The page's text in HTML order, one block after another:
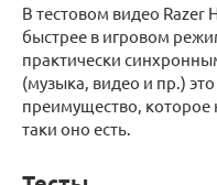
В тестовом видео Razer
быстрее в игровом
практически
(музыка, видео и пр.)
преимущество, которое
таки оно есть.